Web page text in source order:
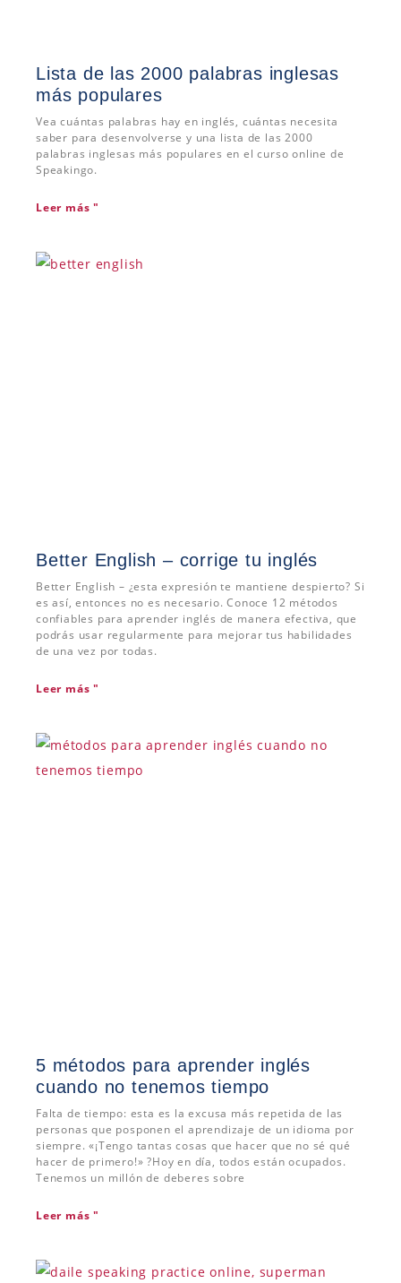
Lista de las 2000 palabras inglesas
más populares
Vea cuántas palabras hay en inglés, cuántas necesita
saber para desenvolverse y una lista de las 2000
palabras inglesas más populares en el curso online de
Speakingo.
Leer más "
Better English – corrige tu inglés
Better English – ¿esta expresión te mantiene despierto? Si
es así, entonces no es necesario. Conoce 12 métodos
confiables para aprender inglés de manera efectiva, que
podrás usar regularmente para mejorar tus habilidades
de una vez por todas.
Leer más "
5 métodos para aprender inglés
cuando no tenemos tiempo
Falta de tiempo: esta es la excusa más repetida de las
personas que posponen el aprendizaje de un idioma por
siempre. «¡Tengo tantas cosas que hacer que no sé qué
hacer de primero!» ?Hoy en día, todos están ocupados.
Tenemos un millón de deberes sobre
Leer más "